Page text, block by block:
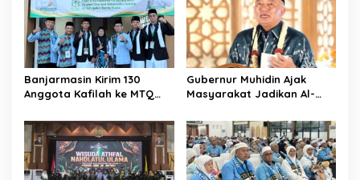
Banjarmasin Kirim 130
Anggota Kafilah ke MTQ
Gelar Juara Umum
Gubernur Muhidin Ajak
Masyarakat Jadikan Al-
Hidup pada Pembukaan
MTQ Nasional XXXVII
Tingkat Provinsi Kalsel